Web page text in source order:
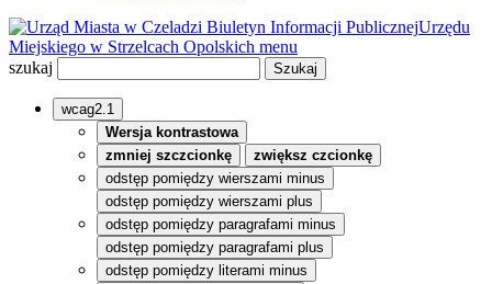
Biuletyn Informacji PublicznejUrzędu
Miejskiego w Strzelcach Opolskich menu
szukaj
wcag2.1
Wersja kontrastowa
zmniej szczcionkę
zwiększ czcionkę
odstęp pomiędzy wierszami minus
odstęp pomiędzy wierszami plus
odstęp pomiędzy paragrafami minus
odstęp pomiędzy paragrafami plus
odstęp pomiędzy literami minus